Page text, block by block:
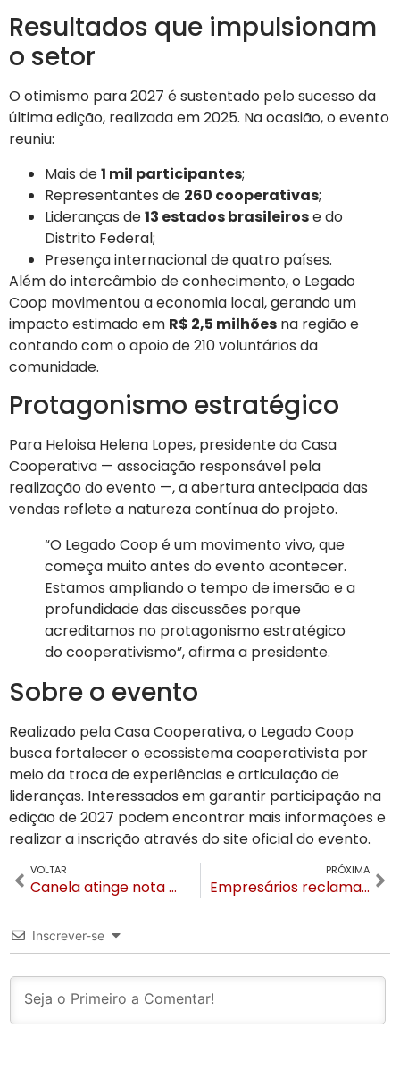
Resultados que impulsionam
o setor
O otimismo para 2027 é sustentado pelo sucesso da
última edição, realizada em 2025. Na ocasião, o evento
reuniu:
Mais de1 mil participantes;
Representantes de 260 cooperativas;
Lideranças de13 estados brasileirose do
Distrito Federal;
Presença internacional de quatro países.
Além do intercâmbio de conhecimento, o Legado
Coop movimentou a economia local, gerando um
impacto estimado em R$ 2,5 milhões na região e
contando com o apoio de 210 voluntários da
comunidade.
Protagonismo estratégico
Para Heloisa Helena Lopes, presidente da Casa
Cooperativa — associação responsável pela
realização do evento —, a abertura antecipada das
vendas reflete a natureza contínua do projeto.
“O Legado Coop é um movimento vivo, que
começa muito antes do evento acontecer.
Estamos ampliando o tempo de imersão e a
profundidade das discussões porque
acreditamos no protagonismo estratégico
do cooperativismo”, afirma a presidente.
Sobre o evento
Realizado pela Casa Cooperativa, o Legado Coop
busca fortalecer o ecossistema cooperativista por
meio da troca de experiências e articulação de
lideranças. Interessados em garantir participação na
edição de 2027 podem encontrar mais informações e
realizar a inscrição através do site oficial do evento.
VOLTAR
Canela atinge nota máxima inédita em excelência hoteleira no Rio Grande do Sul
PRÓXIMA
Empresários reclamam de prejuízos após 12 horas sem luz, e sem aviso, no Centro de Gramado
Inscrever-se